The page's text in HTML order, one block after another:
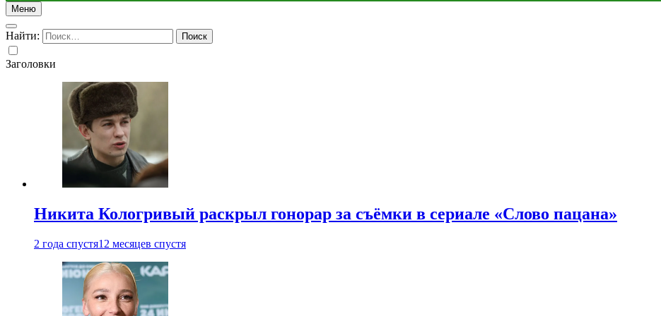
Меню
Найти:
Заголовки
Никита Кологривый раскрыл гонорар за съёмки в сериале «Слово пацана»
2 года спустя12 месяцев спустя